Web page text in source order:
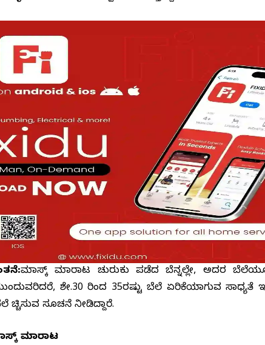
ಮಾಸ್ಕ್ ಮಾರಾಟ ಚುರುಕು ಪಡೆದ ಬೆನ್ನಲ್ಲೇ, ಅದರ
ಶೇ.30 ರಿಂದ 35ರಷ್ಟು ಬೆಲೆ ಏರಿಕೆಯಾಗುವ ಸಾಧ್ಯತೆ
ಸೂಚನೆ ನೀಡಿದ್ದಾರೆ.
ಮಾರಾಟ